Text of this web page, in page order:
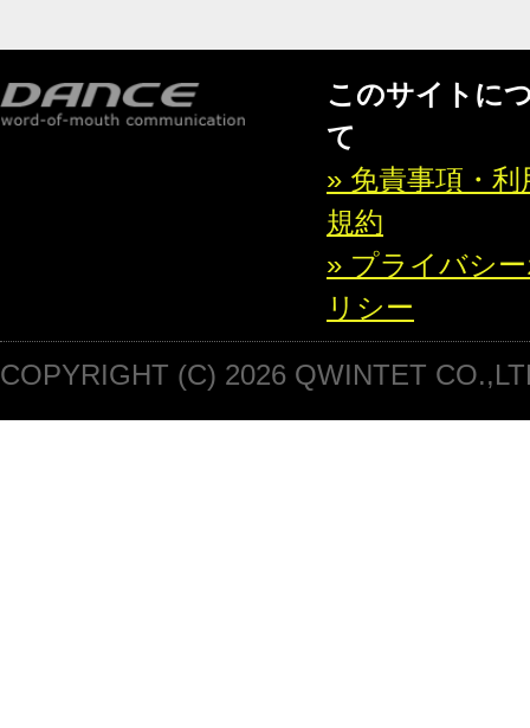
このサイトに
て
» 免責事項・利
規約
» プライバシ
リシー
COPYRIGHT (C) 2026 QWINTET